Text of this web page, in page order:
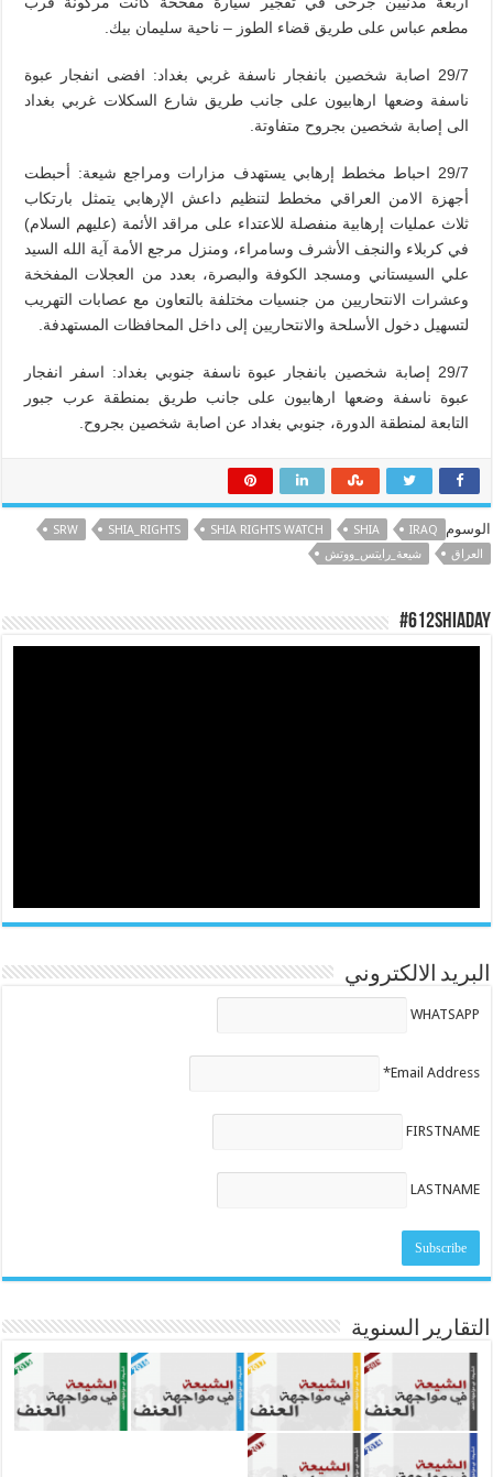
مطعم عباس على طريق قضاء الطوز – ناحية سليمان بيك.
29/7 اصابة شخصين بانفجار ناسفة غربي بغداد: افضى انفجار عبوة
ناسفة وضعها ارهابيون على جانب طريق شارع السكلات غربي بغداد
الى إصابة شخصين بجروح متفاوتة.
29/7 احباط مخطط إرهابي يستهدف مزارات ومراجع شيعة: أحبطت
أجهزة الامن العراقي مخطط لتنظيم داعش الإرهابي يتمثل بارتكاب
ثلاث عمليات إرهابية منفصلة للاعتداء على مراقد الأئمة (عليهم السلام)
في كربلاء والنجف الأشرف وسامراء، ومنزل مرجع الأمة آية الله السيد
علي السيستاني ومسجد الكوفة والبصرة، بعدد من العجلات المفخخة
وعشرات الانتحاريين من جنسيات مختلفة بالتعاون مع عصابات التهريب
لتسهيل دخول الأسلحة والانتحاريين إلى داخل المحافظات المستهدفة.
29/7 إصابة شخصين بانفجار عبوة ناسفة جنوبي بغداد: اسفر انفجار
عبوة ناسفة وضعها ارهابيون على جانب طريق بمنطقة عرب جبور
التابعة لمنطقة الدورة، جنوبي بغداد عن اصابة شخصين بجروح.
الوسوم IRAQ
SHIA
SHIA RIGHTS WATCH
SHIA_RIGHTS
SRW
العراق
شيعة_رايتس_ووتش
#612ShiaDay
البريد الالكتروني
WHATSAPP
Email Address*
FIRSTNAME
LASTNAME
التقارير السنوية